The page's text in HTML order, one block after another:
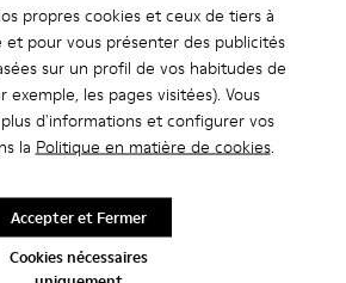
propres cookies et ceux de tiers à
et pour vous présenter des publicités
sur un profil de vos habitudes de
exemple, les pages visitées). Vous
d'informations et configurer vos
la Politique en matière de cookies.
Cookies nécessaires
Accepter et Fermer
Réglage
Petit Grand
Largeur
flexibler Konderschuh
Schuh ist dieser Kinderschuh super
flexiblen Sohle ausgestattet was für Kinderfüße